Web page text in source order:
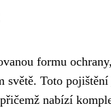
formu
Toto
nabízí